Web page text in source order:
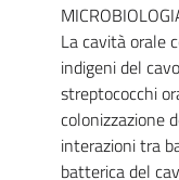
La cavità orale
indigeni del
streptococchi
colonizzazione
interazioni tra
batterica del